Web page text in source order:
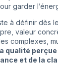
garder
à définir dès
valeur
complexes,
la qualité
et de la